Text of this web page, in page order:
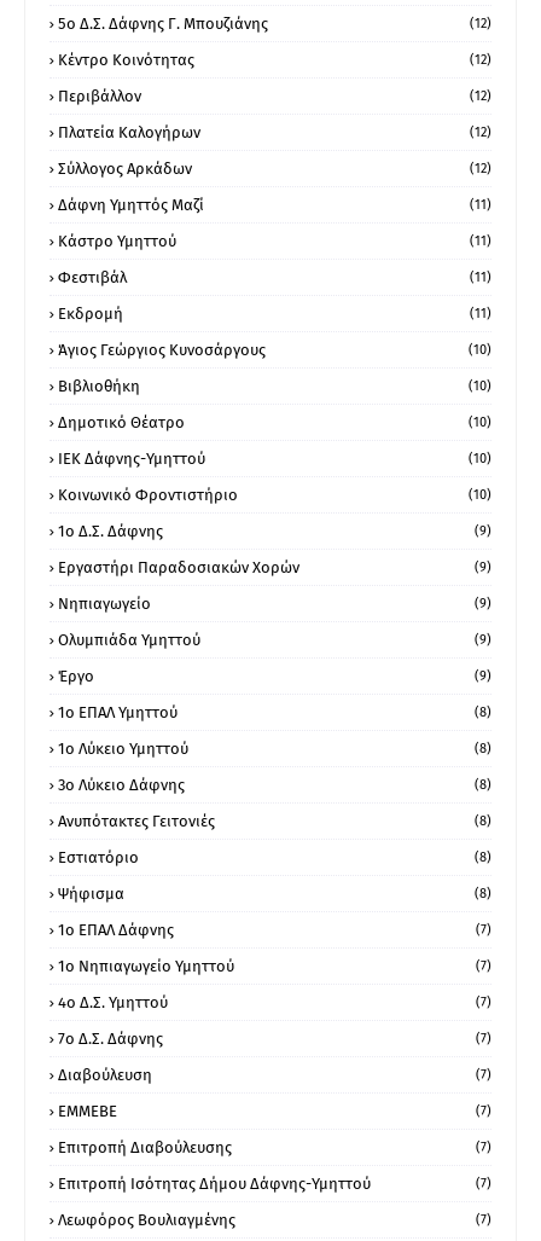
5ο Δ.Σ. Δάφνης Γ. Μπουζιάνης (12)
Κέντρο Κοινότητας (12)
Περιβάλλον (12)
Πλατεία Καλογήρων (12)
Σύλλογος Αρκάδων (12)
Δάφνη Υμηττός Μαζί (11)
Κάστρο Υμηττού (11)
Φεστιβάλ (11)
Εκδρομή (11)
Άγιος Γεώργιος Κυνοσάργους (10)
Βιβλιοθήκη (10)
Δημοτικό Θέατρο (10)
ΙΕΚ Δάφνης-Υμηττού (10)
Κοινωνικό Φροντιστήριο (10)
1ο Δ.Σ. Δάφνης (9)
Εργαστήρι Παραδοσιακών Χορών (9)
Νηπιαγωγείο (9)
Ολυμπιάδα Υμηττού (9)
Έργο (9)
1o ΕΠΑΛ Υμηττού (8)
1ο Λύκειο Υμηττού (8)
3ο Λύκειο Δάφνης (8)
Ανυπότακτες Γειτονιές (8)
Εστιατόριο (8)
Ψήφισμα (8)
1ο ΕΠΑΛ Δάφνης (7)
1ο Νηπιαγωγείο Υμηττού (7)
4ο Δ.Σ. Υμηττού (7)
7ο Δ.Σ. Δάφνης (7)
Διαβούλευση (7)
ΕΜΜΕΒΕ (7)
Επιτροπή Διαβούλευσης (7)
Επιτροπή Ισότητας Δήμου Δάφνης-Υμηττού (7)
Λεωφόρος Βουλιαγμένης (7)